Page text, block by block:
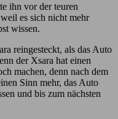
ihn vor der teuren
es sich nicht mehr
wissen.
reingesteckt, als das Auto
der Xsara hat einen
machen, denn nach dem
Sinn mehr, das Auto
und bis zum nächsten